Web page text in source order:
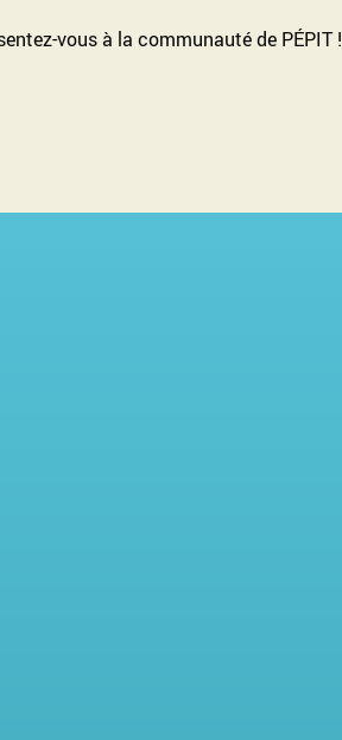
vous à la communauté de PÉPIT !